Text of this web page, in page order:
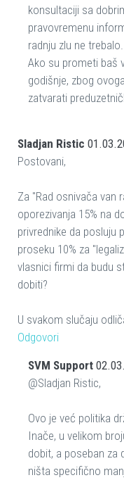
konsultaciji sa
pravovremenu
radnju zlu ne trebalo.
Ako su prometi baš
godišnje, zbog
zatvarati
Sladjan Ristic
Postovani,
Za "Rad osnivača van
oporezivanja 15% na
privrednike da posluju
proseku 10% za
vlasnici firmi da budu
dobiti?
U svakom slučaju
Odgovori
SVM Support
@Sladjan Ristic,
Ovo je već politika
Inače, u velikom
dobit, a poseban za
ništa specifično